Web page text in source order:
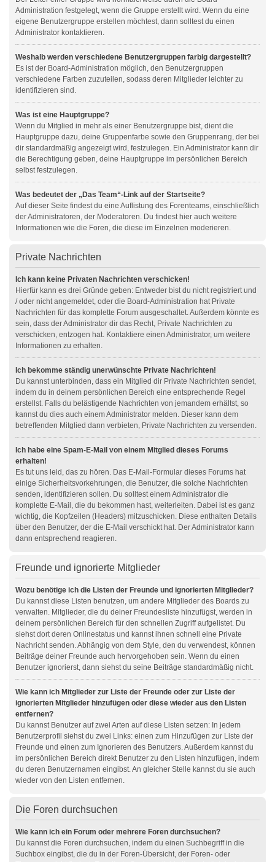
Administration festgelegt, wenn die Gruppe erstellt wird. Wenn du eine
eigene Benutzergruppe erstellen möchtest, dann solltest du einen
Administrator kontaktieren.
Weshalb werden verschiedene Benutzergruppen farbig dargestellt?
Es ist der Board-Administration möglich, den Benutzergruppen
verschiedene Farben zuzuteilen, sodass deren Mitglieder leichter zu
identifizieren sind.
Was ist eine Hauptgruppe?
Wenn du Mitglied in mehr als einer Benutzergruppe bist, dient die
Hauptgruppe dazu, deine Gruppenfarbe sowie den Gruppenrang, der bei
dir standardmäßig angezeigt wird, festzulegen. Ein Administrator kann dir
die Berechtigung geben, deine Hauptgruppe im persönlichen Bereich
selbst festzulegen.
Was bedeutet der „Das Team“-Link auf der Startseite?
Auf dieser Seite findest du eine Auflistung des Forenteams, einschließlich
der Administratoren, der Moderatoren. Du findest hier auch weitere
Informationen wie die Foren, die diese im Einzelnen moderieren.
Private Nachrichten
Ich kann keine Privaten Nachrichten verschicken!
Hierfür kann es drei Gründe geben: Entweder bist du nicht registriert und
/ oder nicht angemeldet, oder die Board-Administration hat Private
Nachrichten für das komplette Forum ausgeschaltet. Außerdem könnte es
sein, dass der Administrator dir das Recht, Private Nachrichten zu
verschicken, entzogen hat. Kontaktiere einen Administrator, um weitere
Informationen zu erhalten.
Ich bekomme ständig unerwünschte Private Nachrichten!
Du kannst unterbinden, dass ein Mitglied dir Private Nachrichten sendet,
indem du in deinem persönlichen Bereich eine entsprechende Regel
erstellst. Falls du belästigende Nachrichten von jemandem erhältst, so
kannst du dies auch einem Administrator melden. Dieser kann dem
betreffenden Mitglied dann verbieten, Private Nachrichten zu versenden.
Ich habe eine Spam-E-Mail von einem Mitglied dieses Forums
erhalten!
Es tut uns leid, das zu hören. Das E-Mail-Formular dieses Forums hat
einige Sicherheitsvorkehrungen, die Benutzer, die solche Nachrichten
senden, identifizieren sollen. Du solltest einem Administrator die
komplette E-Mail, die du bekommen hast, weiterleiten. Dabei ist es ganz
wichtig, die Kopfzeilen (Headers) mitzuschicken. Diese enthalten Details
über den Benutzer, der die E-Mail verschickt hat. Der Administrator kann
dann entsprechend reagieren.
Freunde und ignorierte Mitglieder
Wozu benötige ich die Listen der Freunde und ignorierten Mitglieder?
Du kannst diese Listen benutzen, um andere Mitglieder des Boards zu
verwalten. Mitglieder, die du deiner Freundesliste hinzufügst, werden in
deinem persönlichen Bereich für den schnellen Zugriff aufgelistet. Du
siehst dort deren Onlinestatus und kannst ihnen schnell eine Private
Nachricht senden. Abhängig von dem Style, den du verwendest, können
Beiträge deiner Freunde auch hervorgehoben sein. Wenn du einen
Benutzer ignorierst, dann siehst du seine Beiträge standardmäßig nicht.
Wie kann ich Mitglieder zur Liste der Freunde oder zur Liste der
ignorierten Mitglieder hinzufügen oder diese wieder aus den Listen
entfernen?
Du kannst Benutzer auf zwei Arten auf diese Listen setzen: In jedem
Benutzerprofil siehst du zwei Links: einen zum Hinzufügen zur Liste der
Freunde und einen zum Ignorieren des Benutzers. Außerdem kannst du
im persönlichen Bereich direkt Benutzer zu den Listen hinzufügen, indem
du deren Benutzernamen eingibst. An gleicher Stelle kannst du sie auch
wieder von den Listen entfernen.
Die Foren durchsuchen
Wie kann ich ein Forum oder mehrere Foren durchsuchen?
Du kannst die Foren durchsuchen, indem du einen Suchbegriff in die
Suchbox eingibst, die du in der Foren-Übersicht, der Foren- oder